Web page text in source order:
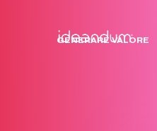
GENERARE VALORE